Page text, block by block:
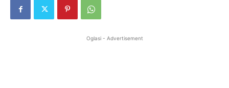
Oglasi - Advertisement